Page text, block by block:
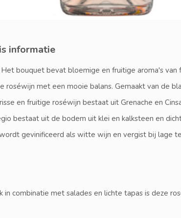
informatie
bouquet bevat bloemige en fruitige aroma's van
roséwijn met een mooie balans. Gemaakt van de
en fruitige roséwijn bestaat uit Grenache en
bestaat uit de bodem uit klei en kalksteen en
gevinificeerd als witte wijn en vergist bij lage
in combinatie met salades en lichte tapas is deze